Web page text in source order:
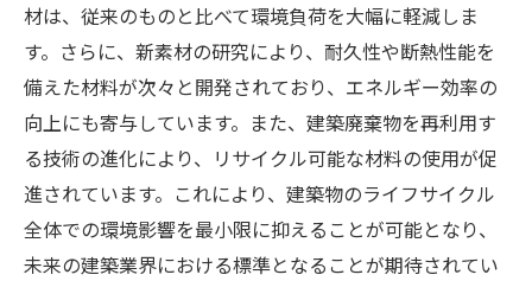
材は、従来のものと比べて環境負荷を大幅に軽減しま
す。さらに、新素材の研究により、耐久性や断熱性能を
備えた材料が次々と開発されており、エネルギー効率の
向上にも寄与しています。また、建築廃棄物を再利用す
る技術の進化により、リサイクル可能な材料の使用が促
進されています。これにより、建築物のライフサイクル
全体での環境影響を最小限に抑えることが可能となり、
未来の建築業界における標準となることが期待されてい